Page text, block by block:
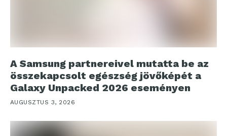
A Samsung partnereivel mutatta be az
összekapcsolt egészség jövőképét a
Galaxy Unpacked 2026 eseményen
AUGUSZTUS 3, 2026